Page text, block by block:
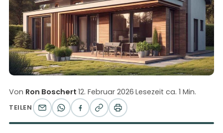
Von Ron Boschert·12. Februar 2026·Lesezeit ca. 1 Min.
TEILEN